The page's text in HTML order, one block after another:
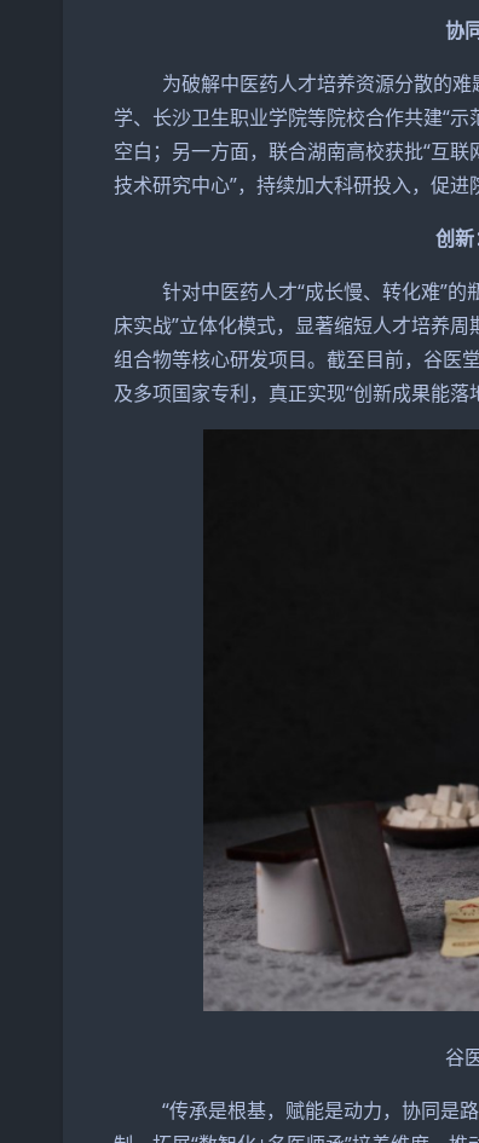
协
为破解中医药人才培养资源分散的难题
学、长沙卫生职业学院等院校合作共建“
空白；另一方面，联合湖南高校获批“互
技术研究中心”，持续加大科研投入，促
创
针对中医药人才“成长慢、转化难”的
床实战”立体化模式，显著缩短人才培养
组合物等核心研发项目。截至目前，谷医
及多项国家专利，真正实现“创新成果能落
谷
“传承是根基，赋能是动力，协同是路